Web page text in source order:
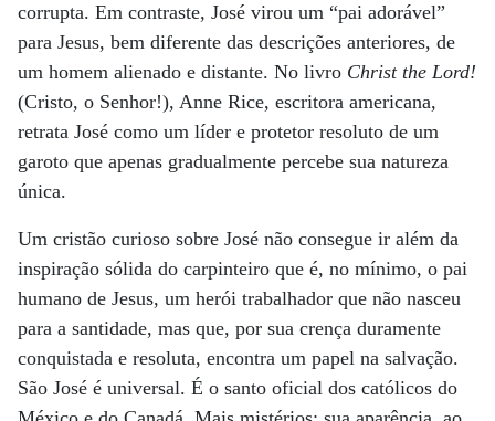
corrupta. Em contraste, José virou um “pai adorável”
para Jesus, bem diferente das descrições anteriores, de
um homem alienado e distante. No livro Christ the Lord!
(Cristo, o Senhor!), Anne Rice, escritora americana,
retrata José como um líder e protetor resoluto de um
garoto que apenas gradualmente percebe sua natureza
única.
Um cristão curioso sobre José não consegue ir além da
inspiração sólida do carpinteiro que é, no mínimo, o pai
humano de Jesus, um herói trabalhador que não nasceu
para a santidade, mas que, por sua crença duramente
conquistada e resoluta, encontra um papel na salvação.
São José é universal. É o santo oficial dos católicos do